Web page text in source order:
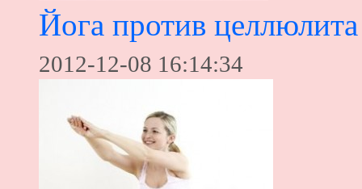
Йога против целлюлита
2012-12-08 16:14:34